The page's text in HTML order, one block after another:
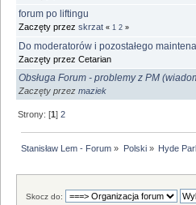
forum po liftingu
Zaczęty przez skrzat « 1 2 »
Do moderatorów i pozostałego
Zaczęty przez Cetarian
Obsługa Forum - problemy z PM
Zaczęty przez maziek
Strony: [1]2
Stanisław Lem - Forum » Polski» Hyde
Skocz do: